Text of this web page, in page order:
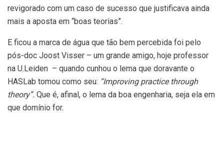
revigorado com um caso de sucesso que justificava ainda
mais a aposta em “boas teorias”.
E ficou a marca de água que tão bem percebida foi pelo
pós-doc Joost Visser – um grande amigo, hoje professor
na U.Leiden – quando cunhou o lema que doravante o
HASLab tomou como seu: “Improving practice through
theory”. Que é, afinal, o lema da boa engenharia, seja ela em
que domínio for.